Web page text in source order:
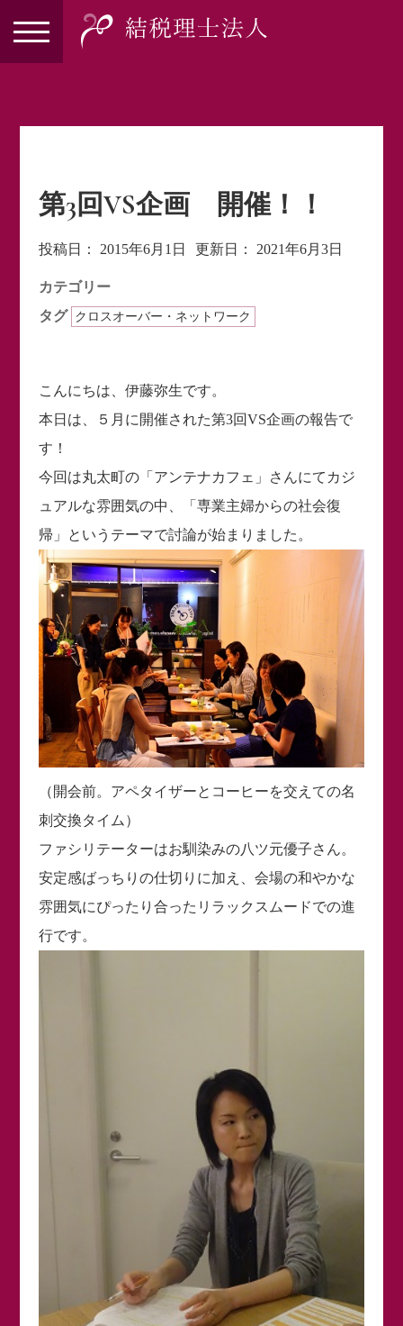
第3回VS企画 開催！！
投稿日： 2015年6月1日 更新日： 2021年6月3日
カテゴリー
タグ
クロスオーバー・ネットワーク
こんにちは、伊藤弥生です。
本日は、５月に開催された第3回VS企画の報告で
す！
今回は丸太町の「アンテナカフェ」さんにてカジ
ュアルな雰囲気の中、「専業主婦からの社会復
帰」というテーマで討論が始まりました。
（開会前。アペタイザーとコーヒーを交えての名
刺交換タイム）
ファシリテーターはお馴染みの八ツ元優子さん。
安定感ばっちりの仕切りに加え、会場の和やかな
雰囲気にぴったり合ったリラックスムードでの進
行です。